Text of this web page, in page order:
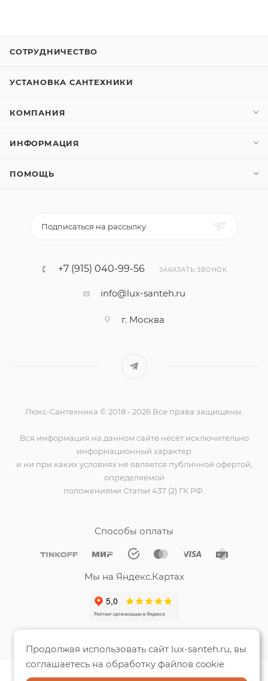
СОТРУДНИЧЕСТВО
УСТАНОВКА САНТЕХНИКИ
КОМПАНИЯ
ИНФОРМАЦИЯ
ПОМОЩЬ
Подписаться на рассылку
+7 (915) 040-99-56 ЗАКАЗАТЬ ЗВОНОК
info@lux-santeh.ru
г. Москва
Люкс-Сантехника © 2018 - 2026 Все права защищены.
Вся информация на данном сайте несёт исключительно
информационный характер
и ни при каких условиях не является публичной офертой,
определяемой
положениями Статьи 437 (2) ГК РФ.
Способы оплаты
Мы на Яндекс.Картах
Продолжая использовать сайт lux-santeh.ru, вы
соглашаетесь на обработку файлов cookie